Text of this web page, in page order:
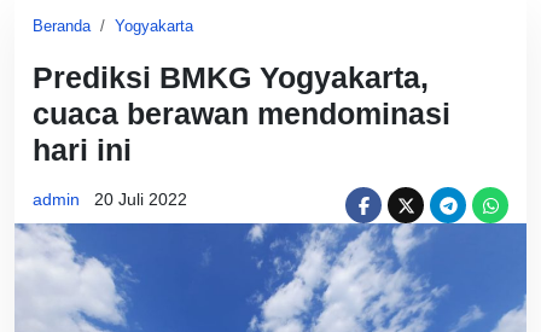
Beranda Yogyakarta
Prediksi BMKG Yogyakarta,
cuaca berawan mendominasi
hari ini
admin 20 Juli 2022